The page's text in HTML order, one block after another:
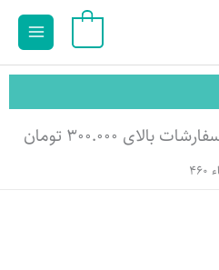
Main
۳۰۰.۰۰۰ تومان